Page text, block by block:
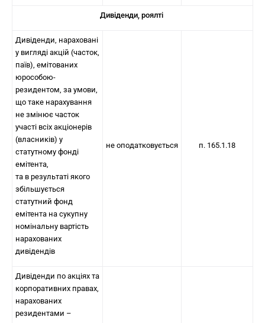
Дивіденди, роялті
Дивіденди, нараховані
у вигляді акцій (часток,
паїв), емітованих
юрособою-
резидентом, за умови,
що таке нарахування
не змінює часток
участі всіх акціонерів
(власників) у
статутному фонді
емітента,
та в результаті якого
збільшується
статутний фонд
емітента на сукупну
номінальну вартість
нарахованих
дивідендів
не оподатковується п. 165.1.18
Дивіденди по акціях та
корпоративних правах,
нарахованих
резидентами –